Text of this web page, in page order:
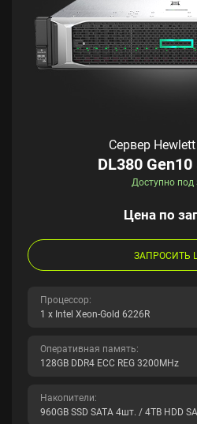
Сервер
DL380 Gen10
Доступно под
Цена по
ЗАПРОСИТЬ
Процессор:
1 x Intel Xeon-Gold 6226R
Оперативная память:
128GB DDR4 ECC REG 3200MHz
Накопители:
960GB SSD SATA 4шт. / 4TB HDD